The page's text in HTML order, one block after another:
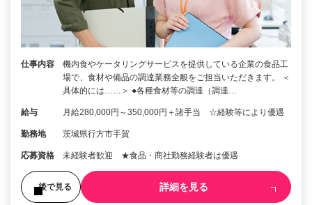
仕事内容
機内食やケータリングサービスを提供している企業の食品工
場で、食材や備品の調達業務全般をご担当いただきます。 ＜
具体的には……＞ ●各種食材等の調達（調達…
給与 月給280,000円～350,000円＋諸手当 ☆経験等により優遇
勤務地 茨城県行方市手賀
応募資格 未経験者歓迎 ★食品・商社勤務経験者は優遇
後で見る 詳細を見る